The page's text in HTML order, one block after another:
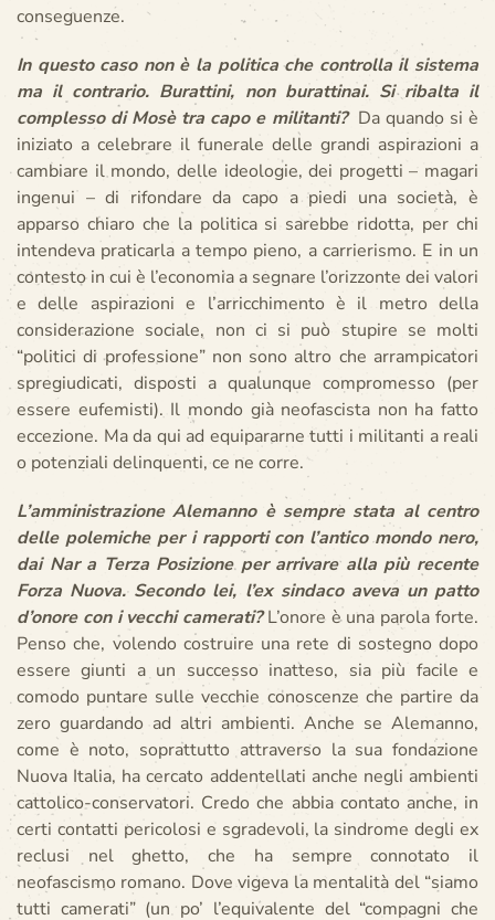
conseguenze.
In questo caso non è la politica che controlla il sistema
ma il contrario. Burattini, non burattinai. Si ribalta il
complesso di Mosè tra capo e militanti? Da quando si è
iniziato a celebrare il funerale delle grandi aspirazioni a
cambiare il mondo, delle ideologie, dei progetti – magari
ingenui – di rifondare da capo a piedi una società, è
apparso chiaro che la politica si sarebbe ridotta, per chi
intendeva praticarla a tempo pieno, a carrierismo. E in un
contesto in cui è l’economia a segnare l’orizzonte dei valori
e delle aspirazioni e l’arricchimento è il metro della
considerazione sociale, non ci si può stupire se molti
“politici di professione” non sono altro che arrampicatori
spregiudicati, disposti a qualunque compromesso (per
essere eufemisti). Il mondo già neofascista non ha fatto
eccezione. Ma da qui ad equipararne tutti i militanti a reali
o potenziali delinquenti, ce ne corre.
L’amministrazione Alemanno è sempre stata al centro
delle polemiche per i rapporti con l’antico mondo nero,
dai Nar a Terza Posizione per arrivare alla più recente
Forza Nuova. Secondo lei, l’ex sindaco aveva un patto
d’onore con i vecchi camerati?L’onore è una parola forte.
Penso che, volendo costruire una rete di sostegno dopo
essere giunti a un successo inatteso, sia più facile e
comodo puntare sulle vecchie conoscenze che partire da
zero guardando ad altri ambienti. Anche se Alemanno,
come è noto, soprattutto attraverso la sua fondazione
Nuova Italia, ha cercato addentellati anche negli ambienti
cattolico-conservatori. Credo che abbia contato anche, in
certi contatti pericolosi e sgradevoli, la sindrome degli ex
reclusi nel ghetto, che ha sempre connotato il
neofascismo romano. Dove vigeva la mentalità del “siamo
tutti camerati” (un po’ l’equivalente del “compagni che